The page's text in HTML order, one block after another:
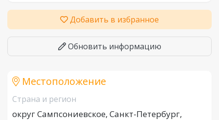
Добавить в избранное
Обновить информацию
Местоположение
Страна и регион
округ Сампсониевское, Санкт-Петербург,